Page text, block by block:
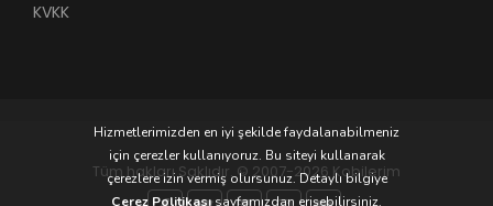
KVKK
Tüm hakları Saklıdır. © 2007-2026 Kobilerim
Hizmetlerimizden en iyi şekilde faydalanabilmeniz
için çerezler kullanıyoruz. Bu siteyi kullanarak
çerezlere izin vermiş olursunuz. Detaylı bilgiye
Çerez Politikasısayfamızdan erişebilirsiniz.